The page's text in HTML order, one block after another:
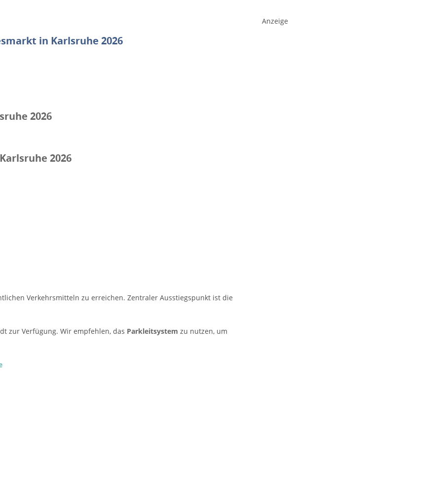
Anzeige
in Karlsruhe 2026
2026
2026
Verkehrsmitteln zu erreichen. Zentraler Ausstiegspunkt ist die
zur Verfügung. Wir empfehlen, das Parkleitsystem zu nutzen, um